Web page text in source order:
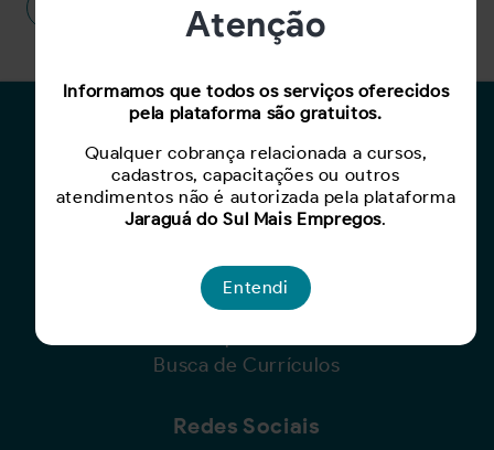
Para Candidatos
Busca de Oportunidades
Cadastro de Currículo
Capacite-se
Para Empresas
Busca de Currículos
Redes Sociais
Atenção
Informamos que todos os serviços oferecidos
pela plataforma são gratuitos.
Qualquer cobrança relacionada a cursos,
cadastros, capacitações ou outros
atendimentos não é autorizada pela plataforma
Jaraguá do Sul Mais Empregos.
Entendi